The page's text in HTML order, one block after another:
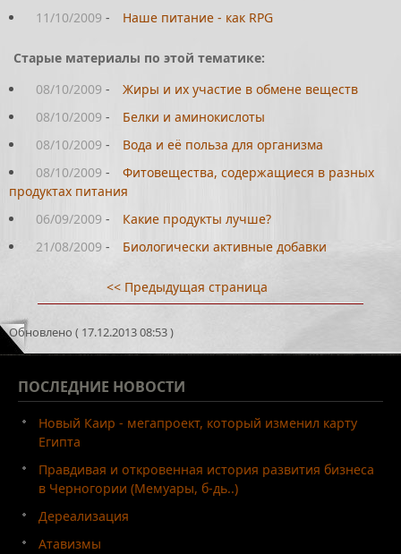
11/10/2009 - Наше питание - как RPG
Старые материалы по этой тематике:
08/10/2009 -
Жиры и их участие в обмене веществ
08/10/2009 -
Белки и аминокислоты
08/10/2009 -
Вода и её польза для организма
08/10/2009 -
Фитовещества, содержащиеся в разных
продуктах питания
06/09/2009 -
Какие продукты лучше?
21/08/2009 - Биологически активные добавки
<< Предыдущая страница
Обновлено ( 17.12.2013 08:53 )
ПОСЛЕДНИЕ НОВОСТИ
Новый Каир - мегапроект, который изменил карту
Египта
Правдивая и откровенная история развития бизнеса
в Черногории (Мемуары, б-дь..)
Дереализация
Атавизмы